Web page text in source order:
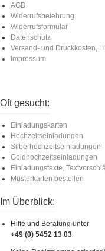
AGB
Widerrufsbelehrung
Widerrufsformular
Datenschutz
Versand- und Druckkosten,
Impressum
Oft gesucht:
Einladungskarten
Hochzeitseinladungen
Silberhochzeitseinladungen
Goldhochzeitseinladungen
Einladungstexte,
Musterkarten bestellen
Im Überblick:
Hilfe und Beratung unter
+49 (0) 5452 13 03